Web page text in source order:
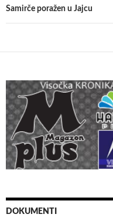
Samirče poražen u Jajcu
DOKUMENTI